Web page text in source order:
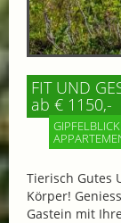
FIT UND
ab € 1150,-
Tierisch Gutes
Körper!
Gastein mit